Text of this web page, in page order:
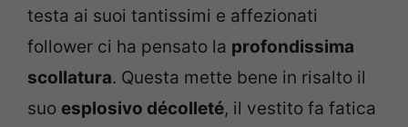
testa ai suoi tantissimi e affezionati
follower ci ha pensato la profondissima
scollatura. Questa mette bene in risalto il
suo esplosivo décolleté, il vestito fa fatica